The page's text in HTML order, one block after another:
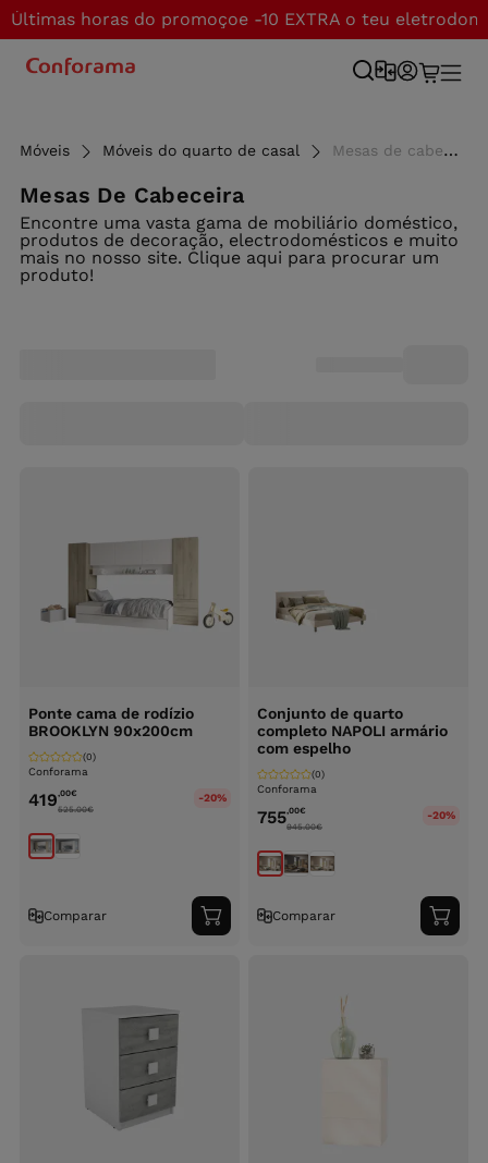
Últimas horas do promoçoe -10 EXTRA o teu
Móveis Móveis do quarto de casal Mesas de cabeceira e móveis de apoio ao melhor preço - Conforama
Mesas De Cabeceira
Encontre uma vasta gama de mobiliário doméstico,
produtos de decoração, electrodomésticos e muito
mais no nosso site. Clique aqui para procurar um
produto!
Ponte cama de rodízio
BROOKLYN 90x200cm
Conforama
(0)
419,00€
525.00€
-20%
Comparar
Adicionar
ao
Conjunto de quarto
completo NAPOLI armário
com espelho
Conforama
(0)
755,00€
945.00€
-20%
Comparar
ao